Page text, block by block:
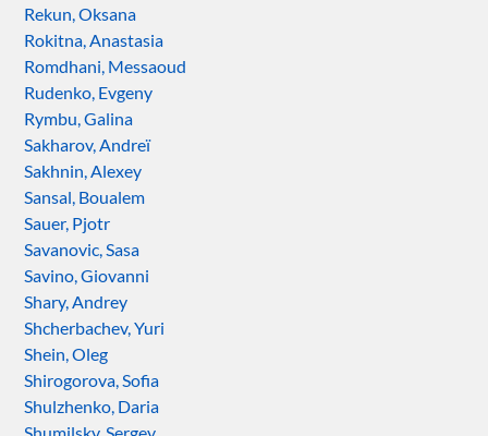
Rekun, Oksana
Rokitna, Anastasia
Romdhani, Messaoud
Rudenko, Evgeny
Rymbu, Galina
Sakharov, Andreï
Sakhnin, Alexey
Sansal, Boualem
Sauer, Pjotr
Savanovic, Sasa
Savino, Giovanni
Shary, Andrey
Shcherbachev, Yuri
Shein, Oleg
Shirogorova, Sofia
Shulzhenko, Daria